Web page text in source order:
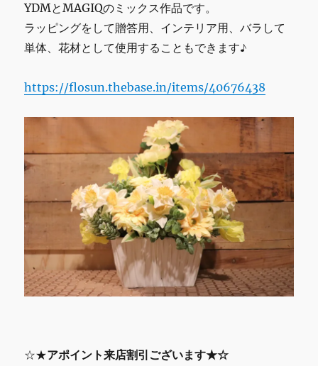
YDMとMAGIQのミックス作品です。
ラッピングをして贈答用、インテリア用、バラして
単体、花材として使用することもできます♪
https://flosun.thebase.in/items/40676438
☆★アポイント来店割引ございます★☆